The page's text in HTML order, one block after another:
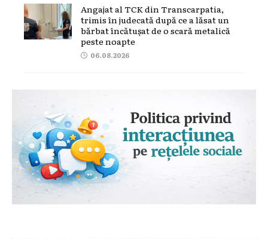
Angajat al TCK din Transcarpatia,
trimis în judecată după ce a lăsat un
bărbat încătușat de o scară metalică
peste noapte
06.08.2026